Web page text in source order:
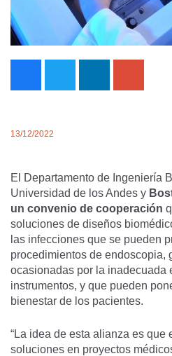
13/12/2022
El Departamento de Ingeniería
Universidad de los Andes y
un convenio de cooperación
soluciones de diseños
las infecciones que se pueden
procedimientos de endoscopia,
ocasionadas por la inadecuada
instrumentos, y que pueden
bienestar de los pacientes.
“La idea de esta alianza es que
soluciones en proyectos